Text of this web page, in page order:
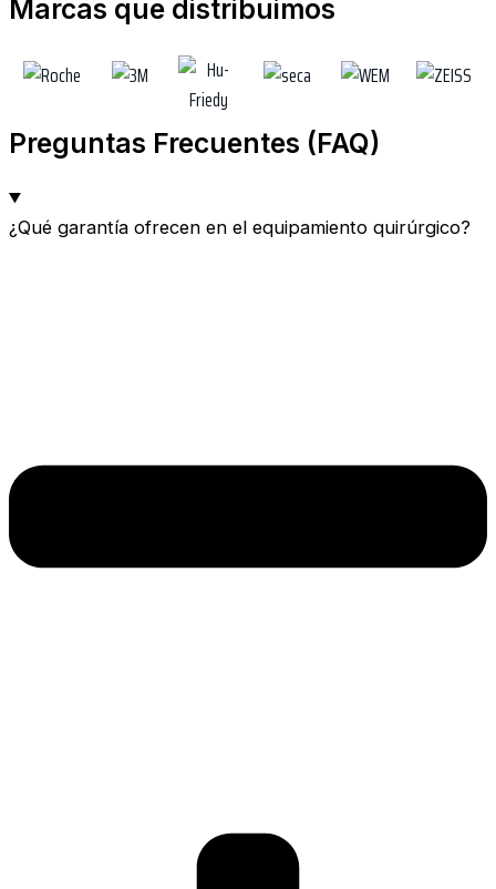
Marcas que distribuimos
Preguntas Frecuentes (FAQ)
¿Qué garantía ofrecen en el equipamiento quirúrgico?